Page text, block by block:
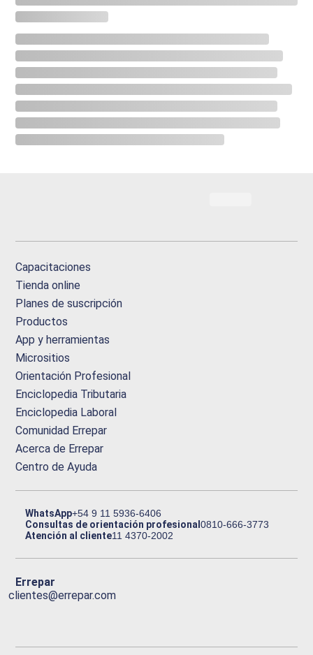
Capacitaciones
Tienda online
Planes de suscripción
Productos
App y herramientas
Micrositios
Orientación Profesional
Enciclopedia Tributaria
Enciclopedia Laboral
Comunidad Errepar
Acerca de Errepar
Centro de Ayuda
WhatsApp+54 9 11 5936-6406
Consultas de orientación profesional0810-666-3773
Atención al cliente11 4370-2002
Errepar
clientes@errepar.com